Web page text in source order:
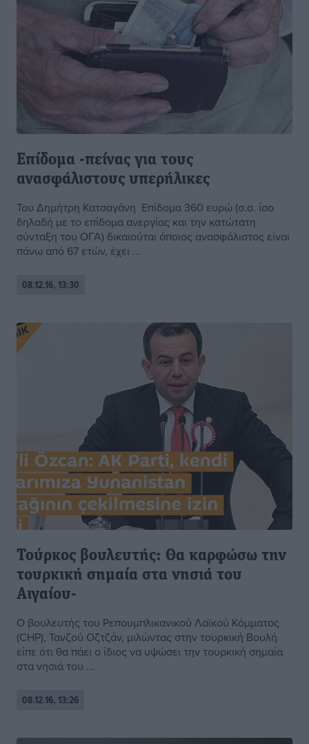
Επίδομα -πείνας για τους
ανασφάλιστους υπερήλικες
Του Δημήτρη Κατσαγάνη Επίδομα 360 ευρώ (σ.σ. ίσο
δηλαδή με το επίδομα ανεργίας και την κατώτατη
σύνταξη του ΟΓΑ) δικαιούται όποιος ανασφάλιστος είναι
πάνω από 67 ετών, έχει ...
08.12.16, 13:30
Τούρκος βουλευτής: Θα καρφώσω την
τουρκική σημαία στα νησιά του
Αιγαίου-
Ο βουλευτής του Ρεπουμπλικανικού Λαϊκού Κόμματος
(CHP), Τανζού Οζτζάν, μιλώντας στην τουρκική Βουλή
είπε ότι θα πάει ο ίδιος να υψώσει την τουρκική σημαία
στα νησιά του ...
08.12.16, 13:26